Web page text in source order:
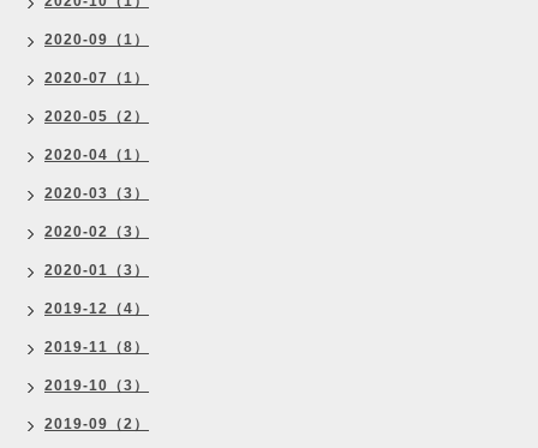
2020-09（1）
2020-07（1）
2020-05（2）
2020-04（1）
2020-03（3）
2020-02（3）
2020-01（3）
2019-12（4）
2019-11（8）
2019-10（3）
2019-09（2）